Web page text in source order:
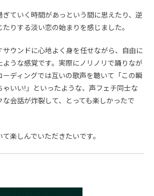
ぎていく時間があっという間に思えたり、逆
りする淡い恋の始まりを感じました。
サウンドに心地よく身を任せながら、自由に
ような感覚です。実際にノリノリで踊りなが
ーディングでは互いの歌声を聴いて「この瞬
ゃいい!」といったような、声フェチ同士な
な会話が炸裂して、とっても楽しかったで
楽しんでいただきたいです。